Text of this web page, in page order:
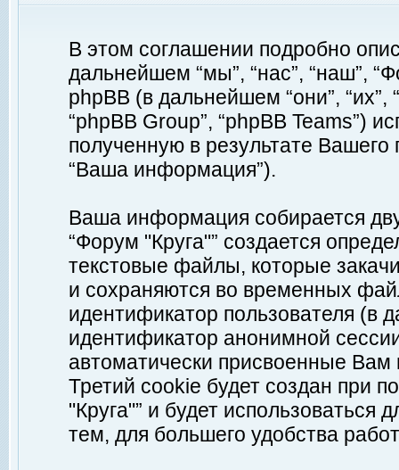
В этом соглашении подробно
дальнейшем “мы”, “нас”, “наш”,
phpBB (в дальнейшем “они”, “их”,
“phpBB Group”, “phpBB Teams”)
полученную в результате
“Ваша информация”).
Ваша информация собирается
“Форум "Круга"” создается
текстовые файлы, которые
и сохраняются во временных
идентификатор пользователя (в
идентификатор анонимной
автоматически присвоенные
Третий cookie будет создан при
"Круга"” и будет
тем, для большего удобства